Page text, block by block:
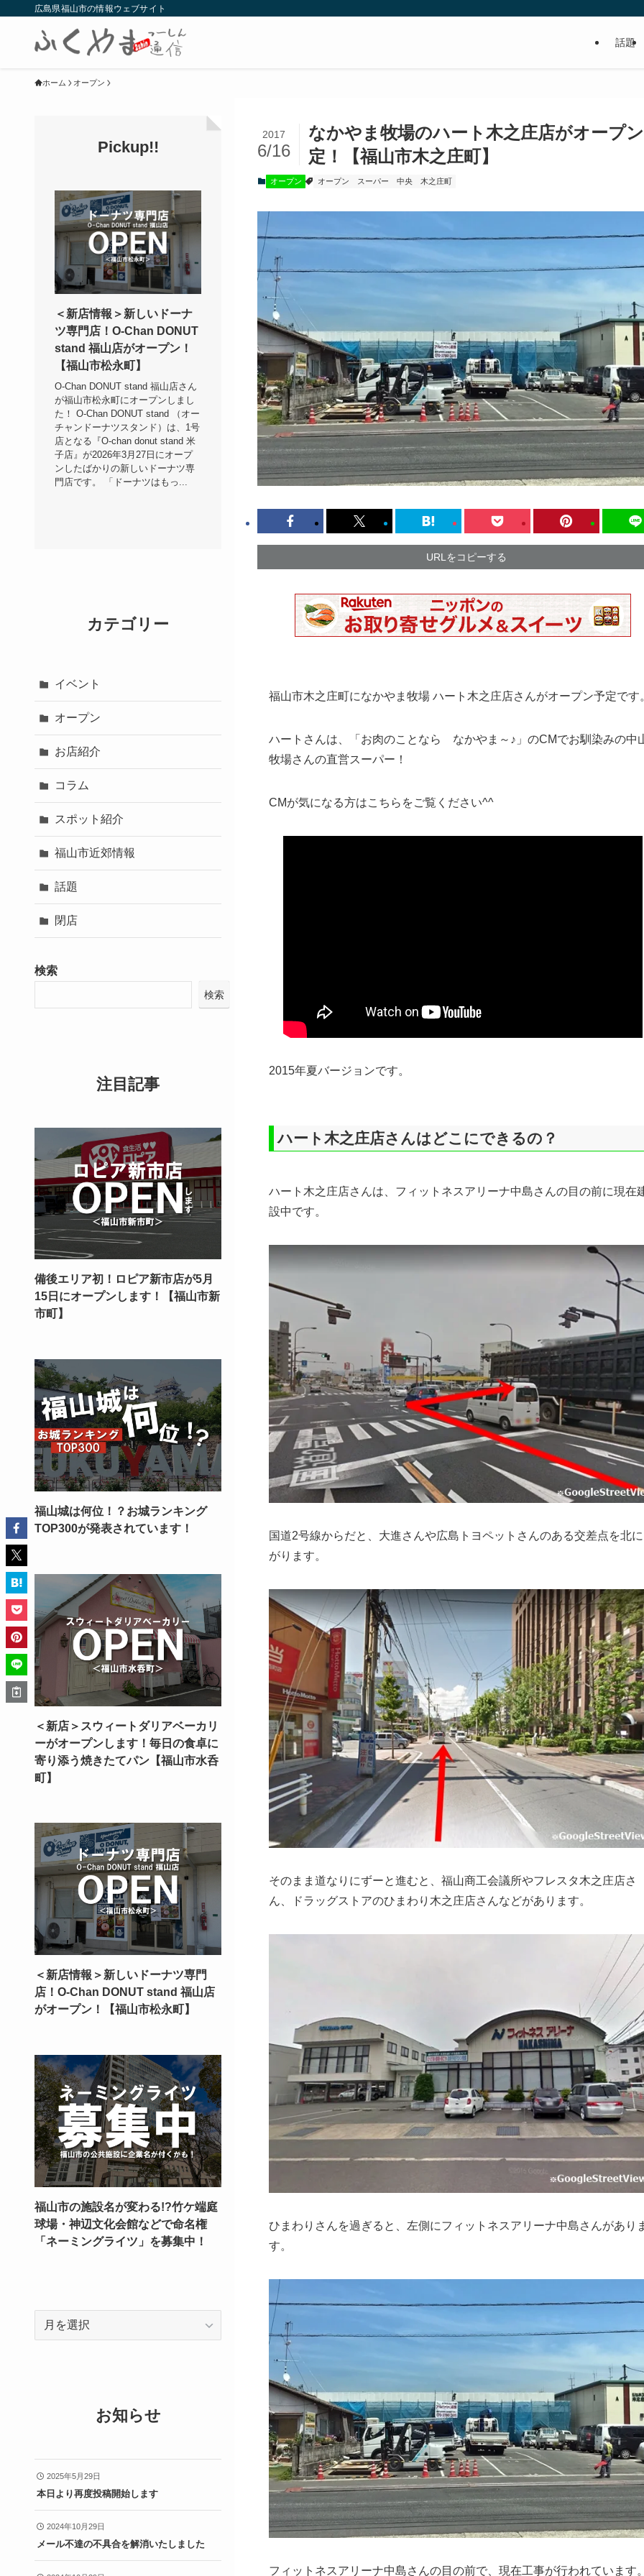
広島県福山市の情報ウェブサイト
話題
ホーム オープン
なかやま牧場のハート木之庄店がオープ
定！【福山市木之庄町】
2017
6/16
オープン オープン スーパー 中央 木之庄町
URLをコピーする
福山市木之庄町になかやま牧場 ハート木之庄店さんがオープン予定です
ハートさんは、「お肉のことなら なかやま～♪」のCMでお馴染みの中
牧場さんの直営スーパー！
CMが気になる方はこちらをご覧ください^^
2015年夏バージョンです。
ハート木之庄店さんはどこにできるの？
ハート木之庄店さんは、フィットネスアリーナ中島さんの目の前に現在
設中です。
国道2号線からだと、大進さんや広島トヨペットさんのある交差点を北
がります。
そのまま道なりにずーと進むと、福山商工会議所やフレスタ木之庄店さ
ん、ドラッグストアのひまわり木之庄店さんなどがあります。
ひまわりさんを過ぎると、左側にフィットネスアリーナ中島さんがあり
す。
フィットネスアリーナ中島さんの目の前で、現在工事が行われています
Pickup!!
＜新店情報＞新しいドーナ
ツ専門店！O-Chan DONUT
stand 福山店がオープン！
【福山市松永町】
O-Chan DONUT stand 福山店さん
が福山市松永町にオープンしまし
た！ O-Chan DONUT stand （オー
チャンドーナツスタンド）は、1号
店となる『O-chan donut stand 米
子店』が2026年3月27日にオープ
ンしたばかりの新しいドーナツ専
門店です。 「ドーナツはもっ...
カテゴリー
イベント
オープン
お店紹介
コラム
スポット紹介
福山市近郊情報
話題
閉店
検索
検索
注目記事
備後エリア初！ロピア新市店が5月
15日にオープンします！【福山市新
市町】
福山城は何位！？お城ランキング
TOP300が発表されています！
＜新店＞スウィートダリアベーカリ
ーがオープンします！毎日の食卓に
寄り添う焼きたてパン【福山市水呑
町】
＜新店情報＞新しいドーナツ専門
店！O-Chan DONUT stand 福山店
がオープン！【福山市松永町】
福山市の施設名が変わる!?竹ケ端庭
球場・神辺文化会館などで命名権
「ネーミングライツ」を募集中！
ー
お知らせ
2025年5月29日
本日より再度投稿開始します
2024年10月29日
メール不達の不具合を解消いたしました